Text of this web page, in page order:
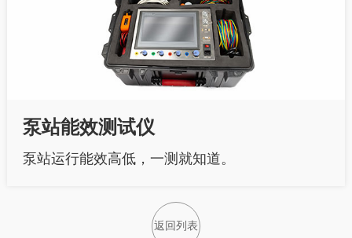
泵站能效测试仪
泵站运行能效高低，一测就知道。
返回列表